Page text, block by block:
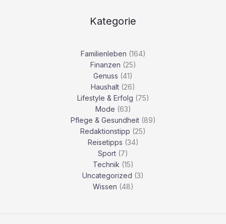
Kategorie
Familienleben (164)
Finanzen (25)
Genuss (41)
Haushalt (26)
Lifestyle & Erfolg (75)
Mode (63)
Pflege & Gesundheit(89)
Redaktionstipp (25)
Reisetipps (34)
Sport (7)
Technik (15)
Uncategorized (3)
Wissen (48)